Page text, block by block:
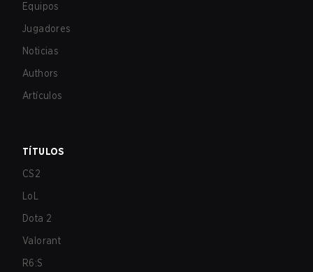
Equipos
Jugadores
Noticias
Authors
Artículos
TÍTULOS
CS2
LoL
Dota 2
Valorant
R6:S